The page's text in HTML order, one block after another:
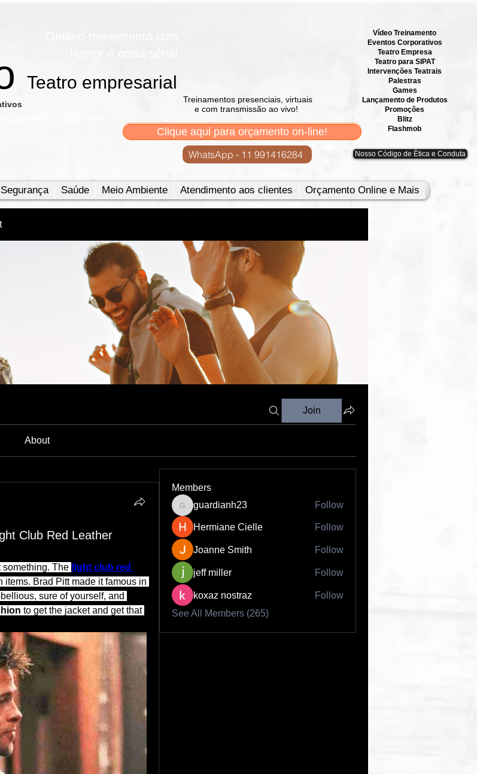
Teatro empresarial​
Treinamentos presenciais, virtuais
e com transmissão ao vivo!
Clique aqui para orçamento on-line!
WhatsApp - 11 991416284
Vídeo Treinamento
Eventos Corporativos
​Teatro Empresa
Teatro para SIPAT
Intervenções Teatrais
Palestras
Games
Lançamento de Produtos
Promoções
Blitz
Flashmob
Nosso Código de Ètica e Conduta
Segurança Saúde Meio Ambiente Atendimento aos clientes Orçamento Online e Mais
Join
About
Club Red Leather
The fight club red
Brad Pitt made it famous in
sure of yourself, and
to get the jacket and get that
Members
guardianh23
guardianh23 Follow
Hermiane Cielle Follow
Joanne Smith Follow
jeff miller Follow
koxaz nostraz
Follow
See All Members (265)